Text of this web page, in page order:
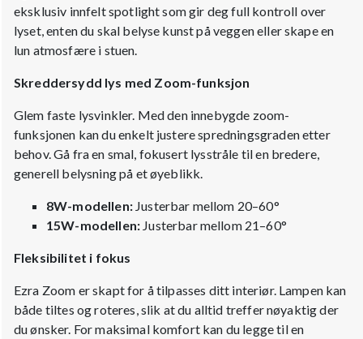
eksklusiv innfelt spotlight som gir deg full kontroll over
lyset, enten du skal belyse kunst på veggen eller skape en
lun atmosfære i stuen.
Skreddersydd lys med Zoom-funksjon
Glem faste lysvinkler. Med den innebygde zoom-
funksjonen kan du enkelt justere spredningsgraden etter
behov. Gå fra en smal, fokusert lysstråle til en bredere,
generell belysning på et øyeblikk.
8W-modellen:Justerbar mellom 20–60°
15W-modellen: Justerbar mellom 21–60°
Fleksibilitet i fokus
Ezra Zoom er skapt for å tilpasses ditt interiør. Lampen kan
både tiltes og roteres, slik at du alltid treffer nøyaktig der
du ønsker. For maksimal komfort kan du legge til en